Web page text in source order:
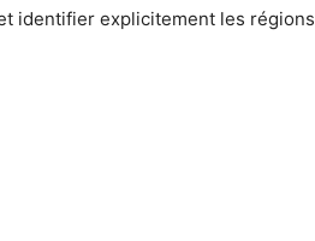
identifier explicitement les régions